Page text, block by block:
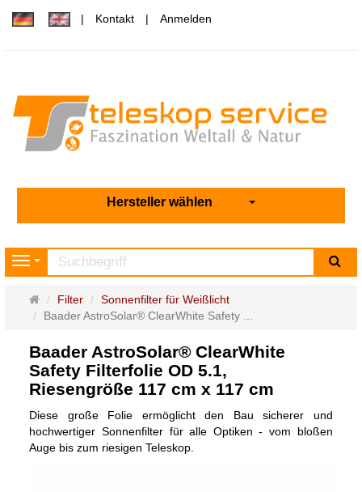
Kontakt Anmelden
Hersteller wählen
Navigation
Startseite
Filter
Sonnenfilter für Weißlicht
Baader AstroSolar® ClearWhite Safety ...
Baader AstroSolar® ClearWhite
Safety Filterfolie OD 5.1,
Riesengröße 117 cm x 117 cm
Diese große Folie ermöglicht den Bau sicherer und
hochwertiger Sonnenfilter für alle Optiken - vom bloßen
Auge bis zum riesigen Teleskop.